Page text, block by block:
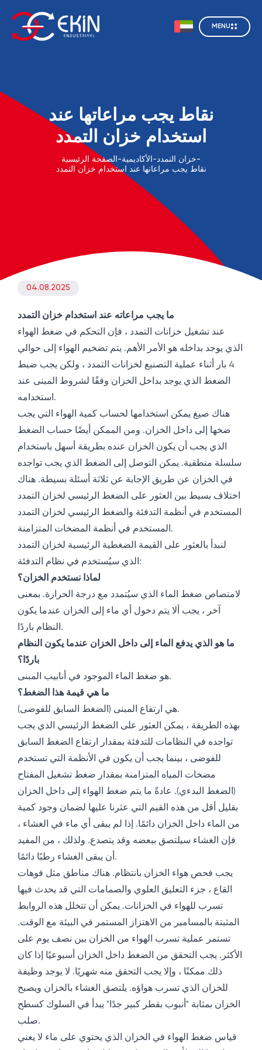
MENU
نقاط يجب مراعاتها عند
استخدام خزان التمدد
الصفحة الرئيسية -الأكاديمية -خزان التمدد-
نقاط يجب مراعاتها عند استخدام خزان التمدد
04.08.2025
ما يجب مراعاته عند استخدام خزان التمدد
عند تشغيل خزانات التمدد ، فإن التحكم في ضغط الهواء
الذي يوجد بداخله هو الأمر الأهم. يتم تضخيم الهواء إلى حوالي
4 بار أثناء عملية التصنيع لخزانات التمدد ، ولكن يجب ضبط
الضغط الذي يوجد بداخل الخزان وفقًا لشروط المبنى عند
استخدامه.
هناك صيغ يمكن استخدامها لحساب كمية الهواء التي يجب
ضخها إلى داخل الخزان. ومن الممكن أيضًا حساب الضغط
الذي يجب أن يكون الخزان عنده بطريقة أسهل باستخدام
سلسلة منطقية. يمكن التوصل إلى الضغط الذي يجب تواجده
في الخزان عن طريق الإجابة عن ثلاثة أسئلة بسيطة. هناك
اختلاف بسيط بين العثور على الضغط الرئيسي لخزان التمدد
المستخدم في أنظمة التدفئة والضغط الرئيسي لخزان التمدد
المستخدم في أنظمة المضخات المتزامنة.
لنبدأ بالعثور على القيمة الضغطية الرئيسية لخزان التمدد
الذي سيُستخدم في نظام التدفئة:
لماذا نستخدم الخزان؟
لامتصاص ضغط الماء الذي سيُتمدد مع درجة الحرارة. بمعنى
آخر ، يجب ألا يتم دخول أي ماء إلى الخزان عندما يكون
النظام باردًا.
ما هو الذي يدفع الماء إلى داخل الخزان عندما يكون النظام
باردًا؟
هو ضغط الماء الموجود في أنابيب المبنى.
ما هي قيمة هذا الضغط؟
هي ارتفاع المبنى (الضغط السابق للفوضى).
بهذه الطريقة ، يمكن العثور على الضغط الرئيسي الذي يجب
تواجده في النظامات للتدفئة بمقدار ارتفاع الضغط السابق
للفوضى ، بينما يجب أن يكون في الأنظمة التي تستخدم
مضخات المياه المتزامنة بمقدار ضغط تشغيل المفتاح
(الضغط البدءي). عادةً ما يتم ضغط الهواء إلى داخل الخزان
بقليل أقل من هذه القيم التي عثرنا عليها لضمان وجود كمية
من الماء داخل الخزان دائمًا. إذا لم يبقى أي ماء في الغشاء ،
فإن الغشاء سيلتصق ببعضه وقد يتصدع. ولذلك ، من المفيد
أن يبقى الغشاء رطبًا دائمًا.
يجب فحص هواء الخزان بانتظام. هناك مناطق مثل فوهات
القاع ، جزء التعليق العلوي والصمامات التي قد يحدث فيها
تسرب للهواء في الخزانات. يمكن أن تتخلل هذه الروابط
المثبتة بالمسامير من الاهتزاز المستمر في البيئة مع الوقت.
تستمر عملية تسرب الهواء من الخزان بين نصف يوم على
الأكثر. يجب التحقق من الضغط داخل الخزان أسبوعيًا إذا كان
ذلك ممكنًا ، وإلا يجب التحقق منه شهريًا. لا يوجد وظيفة
للخزان الذي تسرب هواؤه. يلتصق الغشاء بالخزان ويصبح
الخزان بمثابة "أنبوب بقطر كبير جدًا" يبدأ في السلوك كسطح
صلب.
قياس ضغط الهواء في الخزان الذي يحتوي على ماء لا يعني